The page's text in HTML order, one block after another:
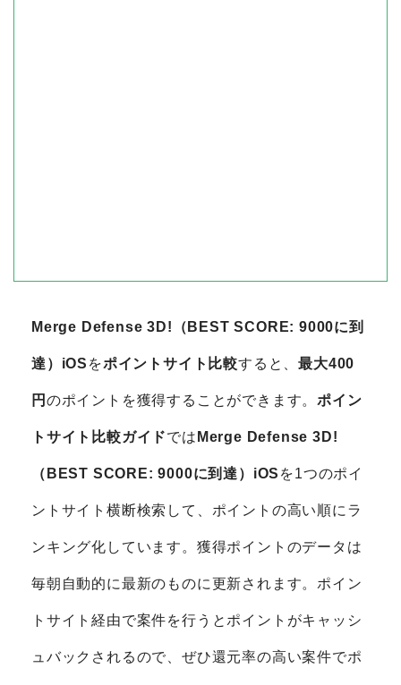
Merge Defense 3D!（BEST SCORE: 9000に到
達）iOS をポイントサイト比較すると、最大400
円 のポイントを獲得することができます。ポイン
トサイト比較ガイドでは Merge Defense 3D!
（BEST SCORE: 9000に到達）iOS を1つのポイ
ントサイト横断検索して、ポイントの高い順にラ
ンキング化しています。獲得ポイントのデータは
毎朝自動的に最新のものに更新されます。ポイン
トサイト経由で案件を行うとポイントがキャッシ
ュバックされるので、ぜひ還元率の高い案件でポ